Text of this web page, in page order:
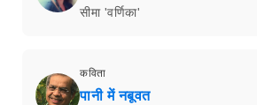
सीमा 'वर्णिका'
कविता
पानी में नबूवत